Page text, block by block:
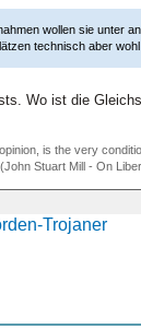
wollen sie unter
technisch aber
Wo ist die
is the very
Stuart Mill - On
Trojaner